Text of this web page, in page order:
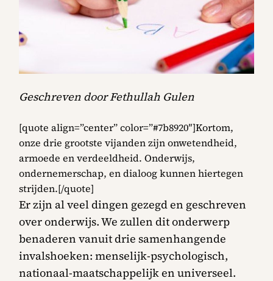
Geschreven door Fethullah Gulen
[quote align=”center” color=”#7b8920″]Kortom,
onze drie grootste vijanden zijn onwetendheid,
armoede en verdeeldheid. Onderwijs,
ondernemerschap, en dialoog kunnen hiertegen
strijden.[/quote]
Er zijn al veel dingen gezegd en geschreven
over onderwijs. We zullen dit onderwerp
benaderen vanuit drie samenhangende
invalshoeken: menselijk-psychologisch,
nationaal-maatschappelijk en universeel.